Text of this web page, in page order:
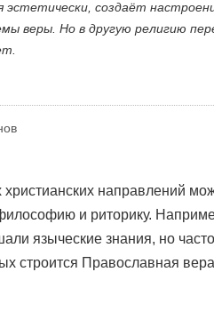
создаёт
веры. Но в другую религию
направлений
и риторику.
языческие знания, но
строится Православная